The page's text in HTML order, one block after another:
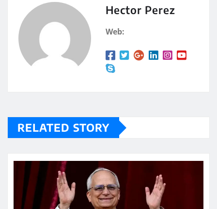
A
p
rt
Hector Perez
Web:
RELATED STORY